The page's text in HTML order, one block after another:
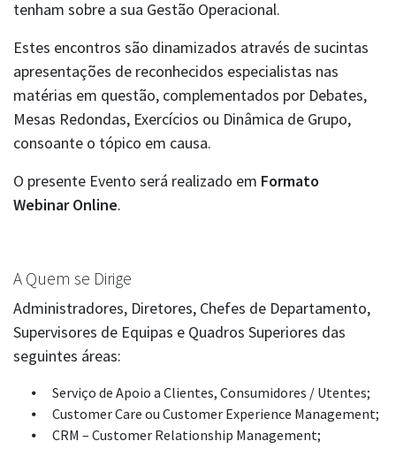
tenham sobre a sua Gestão Operacional.
Estes encontros são dinamizados através de sucintas
apresentações de reconhecidos especialistas nas
matérias em questão, complementados por Debates,
Mesas Redondas, Exercícios ou Dinâmica de Grupo,
consoante o tópico em causa.
O presente Evento será realizado em Formato
Webinar Online.
A Quem se Dirige
Administradores, Diretores, Chefes de Departamento,
Supervisores de Equipas e Quadros Superiores das
seguintes áreas:
Serviço de Apoio a Clientes, Consumidores / Utentes;
Customer Care ou Customer Experience Management;
CRM – Customer Relationship Management;